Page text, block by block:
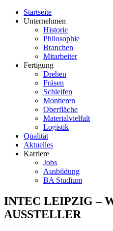
Startseite
Unternehmen
Historie
Philosophie
Branchen
Mitarbeiter
Fertigung
Drehen
Fräsen
Schleifen
Montieren
Oberfläche
Materialvielfalt
Logistik
Qualität
Aktuelles
Karriere
Jobs
Ausbildung
BA Studium
INTEC LEIPZIG –
AUSSTELLER